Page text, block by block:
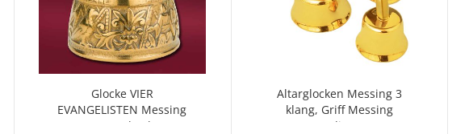
Glocke VIER
EVANGELISTEN Messing
9,5 cm hoch
Altarglocken Messing 3
klang, Griff Messing
poliert